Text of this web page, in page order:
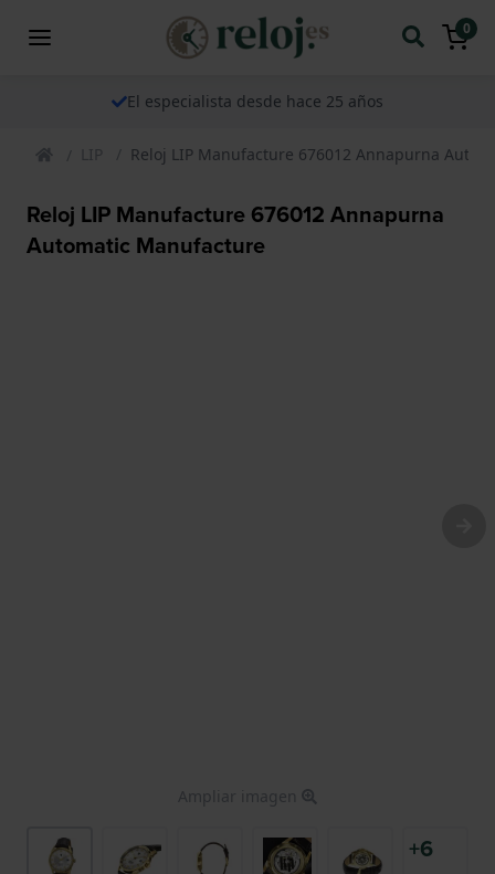
0
El especialista desde hace 25 años
LIP Reloj LIP Manufacture 676012 Annapurna
Reloj LIP Manufacture 676012 Annapurna
Automatic Manufacture
Ampliar imagen
+6